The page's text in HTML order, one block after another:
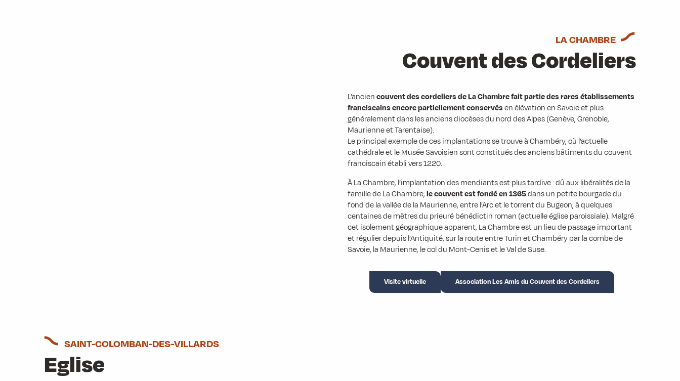
LA CHAMBRE
Couvent des Cordeliers
L’anciencouvent des cordeliers de La Chambre fait partie des rares établissements
franciscains encore partiellement conservésen élévation en Savoie et plus
généralement dans les anciens diocèses du nord des Alpes (Genève, Grenoble,
Maurienne et Tarentaise).
Le principal exemple de ces implantations se trouve à Chambéry, où l’actuelle
cathédrale et le Musée Savoisien sont constitués des anciens bâtiments du couvent
franciscain établi vers 1220.
À La Chambre, l’implantation des mendiants est plus tardive : dû aux libéralités de la
famille de La Chambre,le couvent est fondé en 1365dans un petite bourgade du
fond de la vallée de la Maurienne, entre l’Arc et le torrent du Bugeon, à quelques
centaines de mètres du prieuré bénédictin roman (actuelle église paroissiale). Malgré
cet isolement géographique apparent, La Chambre est un lieu de passage important
et régulier depuis l’Antiquité, sur la route entre Turin et Chambéry par la combe de
Savoie, la Maurienne, le col du Mont-Cenis et le Val de Suse.
Visite virtuelle Association Les Amis du Couvent des Cordeliers
SAINT-COLOMBAN-DES-VILLARDS
Eglise